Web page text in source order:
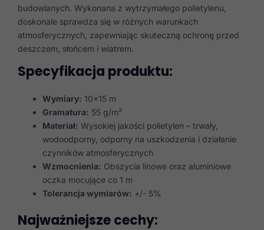
budowlanych. Wykonana z wytrzymałego polietylenu,
doskonale sprawdza się w różnych warunkach
atmosferycznych, zapewniając skuteczną ochronę przed
deszczem, słońcem i wiatrem.
Specyfikacja produktu:
Wymiary: 10×15 m
Gramatura: 55 g/m²
Materiał: Wysokiej jakości polietylen – trwały,
wodoodporny, odporny na uszkodzenia i działanie
czynników atmosferycznych
Wzmocnienia: Obszycia linowe oraz aluminiowe
oczka mocujące co 1 m
Tolerancja wymiarów: +/- 5%
Najważniejsze cechy: